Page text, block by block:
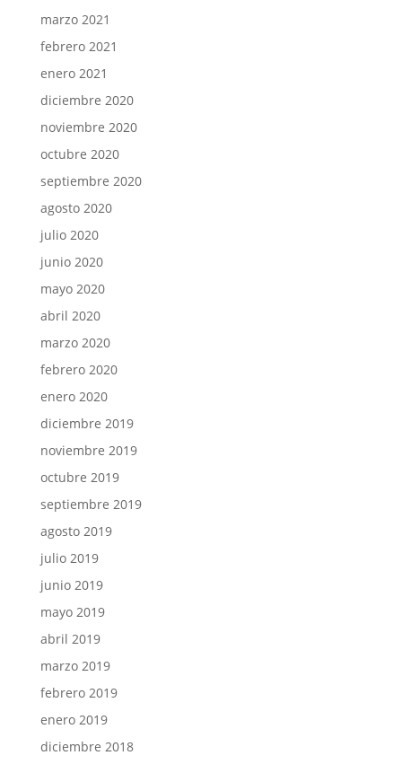
marzo 2021
febrero 2021
enero 2021
diciembre 2020
noviembre 2020
octubre 2020
septiembre 2020
agosto 2020
julio 2020
junio 2020
mayo 2020
abril 2020
marzo 2020
febrero 2020
enero 2020
diciembre 2019
noviembre 2019
octubre 2019
septiembre 2019
agosto 2019
julio 2019
junio 2019
mayo 2019
abril 2019
marzo 2019
febrero 2019
enero 2019
diciembre 2018